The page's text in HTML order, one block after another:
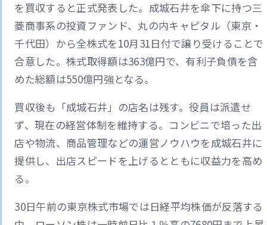
を買収すると正式発表した。成城石井を傘下に持つ三
菱商事系の投資ファンド、丸の内キャピタル（東京・
千代田）から全株式を10月31日付で譲り受けることで
合意した。株式取得額は363億円で、有利子負債を含
めた総額は550億円強となる。
買収後も「成城石井」の店名は残す。役員は派遣せ
ず、現在の経営体制を維持する。コンビニで培った出
店や物流、商品管理などの運営ノウハウを成城石井に
提供し、出店スピードを上げるとともに収益力を高め
る。
30日午前の東京株式市場では日経平均株価が反落する